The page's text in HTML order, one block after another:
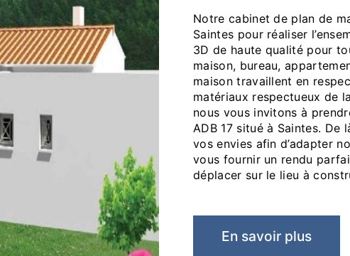
Notre cabinet de plan de maison vous accueille dans ses locaux situés à
Saintes pour réaliser
3D de haute qualité pour
maison, bureau,
maison travaillent en
matériaux respectueux de
nous vous invitons à
ADB 17 situé à Saintes. De
vos envies afin d’adapter
vous fournir un rendu
déplacer sur le lieu à
En savoir plus